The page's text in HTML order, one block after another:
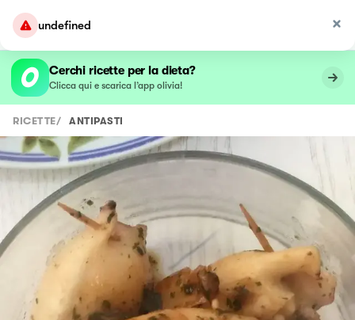
Cerchi ricette per la dieta?
Clicca qui e scarica l’app olivia!
RICETTE/ ANTIPASTI